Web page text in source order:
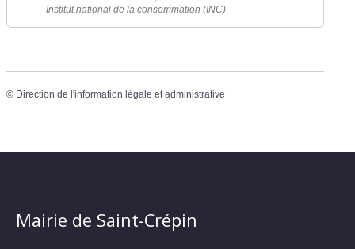
Institut national de la consommation (INC)
© Direction de l'information légale et administrative
Mairie de Saint-Crépin